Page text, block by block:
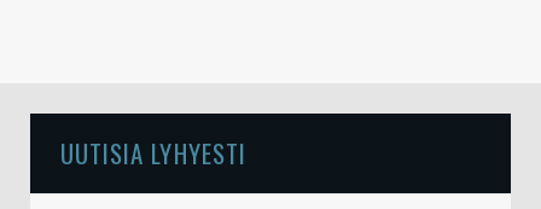
UUTISIA LYHYESTI